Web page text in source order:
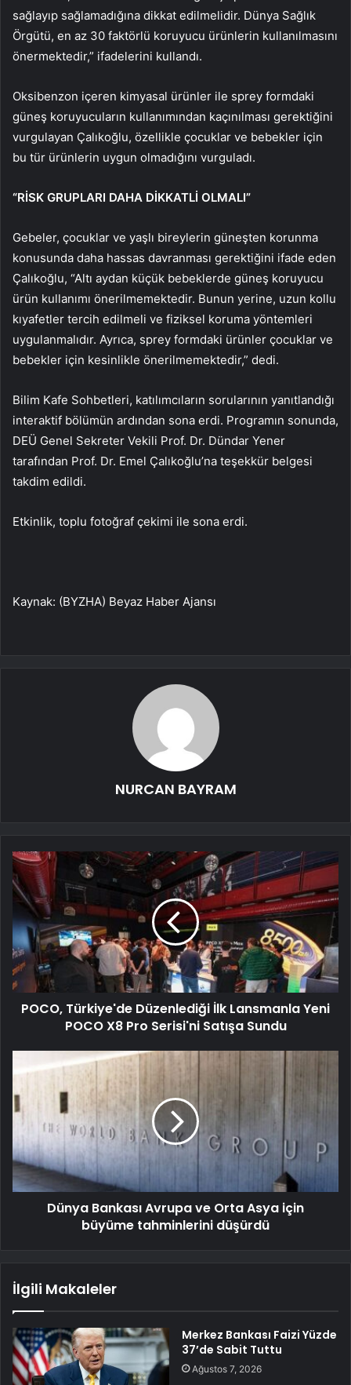
sağlayıp sağlamadığına dikkat edilmelidir. Dünya Sağlık
Örgütü, en az 30 faktörlü koruyucu ürünlerin kullanılmasını
önermektedir,” ifadelerini kullandı.
Oksibenzon içeren kimyasal ürünler ile sprey formdaki
güneş koruyucuların kullanımından kaçınılması gerektiğini
vurgulayan Çalıkoğlu, özellikle çocuklar ve bebekler için
bu tür ürünlerin uygun olmadığını vurguladı.
“RİSK GRUPLARI DAHA DİKKATLİ OLMALI”
Gebeler, çocuklar ve yaşlı bireylerin güneşten korunma
konusunda daha hassas davranması gerektiğini ifade eden
Çalıkoğlu, “Altı aydan küçük bebeklerde güneş koruyucu
ürün kullanımı önerilmemektedir. Bunun yerine, uzun kollu
kıyafetler tercih edilmeli ve fiziksel koruma yöntemleri
uygulanmalıdır. Ayrıca, sprey formdaki ürünler çocuklar ve
bebekler için kesinlikle önerilmemektedir,” dedi.
Bilim Kafe Sohbetleri, katılımcıların sorularının yanıtlandığı
interaktif bölümün ardından sona erdi. Programın sonunda,
DEÜ Genel Sekreter Vekili Prof. Dr. Dündar Yener
tarafından Prof. Dr. Emel Çalıkoğlu’na teşekkür belgesi
takdim edildi.
Etkinlik, toplu fotoğraf çekimi ile sona erdi.
Kaynak: (BYZHA) Beyaz Haber Ajansı
NURCAN BAYRAM
POCO, Türkiye'de Düzenlediği İlk Lansmanla Yeni
POCO X8 Pro Serisi'ni Satışa Sundu
Dünya Bankası Avrupa ve Orta Asya için
büyüme tahminlerini düşürdü
İlgili Makaleler
Merkez Bankası Faizi Yüzde
37’de Sabit Tuttu
Ağustos 7, 2026